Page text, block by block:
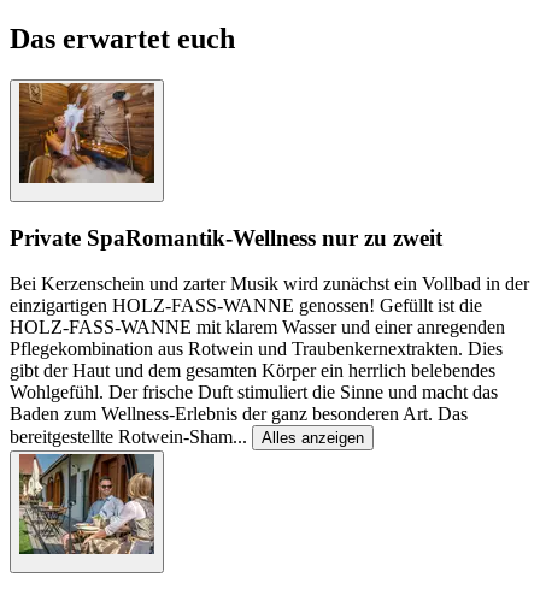
Das erwartet euch
Private SpaRomantik-Wellness nur zu zweit
Bei Kerzenschein und zarter Musik wird zunächst ein Vollbad in der
einzigartigen HOLZ-FASS-WANNE genossen! Gefüllt ist die
HOLZ-FASS-WANNE mit klarem Wasser und einer anregenden
Pflegekombination aus Rotwein und Traubenkernextrakten. Dies
gibt der Haut und dem gesamten Körper ein herrlich belebendes
Wohlgefühl. Der frische Duft stimuliert die Sinne und macht das
Baden zum Wellness-Erlebnis der ganz besonderen Art. Das
bereitgestellte Rotwein-Sham... Alles anzeigen